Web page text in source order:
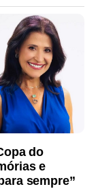
do
e
sempre”